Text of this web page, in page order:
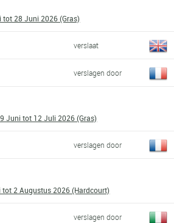
tot 28 Juni 2026 (Gras)
verslaat
verslagen door
Juni tot 12 Juli 2026 (Gras)
verslagen door
2 Augustus 2026 (Hardcourt)
verslagen door